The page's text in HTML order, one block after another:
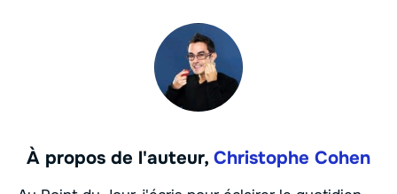
À propos de l'auteur, Christophe Cohen